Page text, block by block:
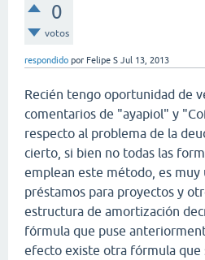
0
votos
respondido por Felipe S Jul 13, 2013
Recién tengo oportunidad de
comentarios de "ayapiol" y
respecto al problema de la
cierto, si bien no todas las
emplean este método, es muy
préstamos para proyectos y
estructura de amortización
fórmula que puse
efecto existe otra fórmula que